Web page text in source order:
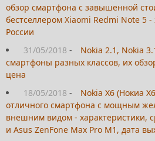
обзор смартфона с завышенной
бестселлером Xiaomi Redmi Note 5
России
31/05/2018 -
Nokia 2.1, Nokia
смартфоны разных классов, их
цена
18/05/2018 -
Nokia X6 (Нокиа
отличного смартфона с мощным
внешним видом - характеристики,
и Asus ZenFone Max Pro M1, дата